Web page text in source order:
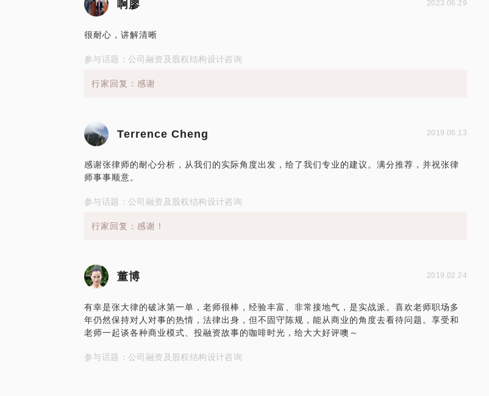
啊廖 2023.06.29
很耐心，讲解清晰
参与话题：公司融资及股权结构设计咨询
行家回复：感谢
Terrence Cheng 2019.06.13
感谢张律师的耐心分析，从我们的实际角度出发，给了我们专业的建议。满分推荐，并祝张律
师事事顺意。
参与话题：公司融资及股权结构设计咨询
行家回复：感谢！
董博 2019.02.24
有幸是张大律的破冰第一单，老师很棒，经验丰富、非常接地气，是实战派。喜欢老师职场多
年仍然保持对人对事的热情，法律出身，但不固守陈规，能从商业的角度去看待问题。享受和
老师一起谈各种商业模式、投融资故事的咖啡时光，给大大好评噢～
参与话题：公司融资及股权结构设计咨询